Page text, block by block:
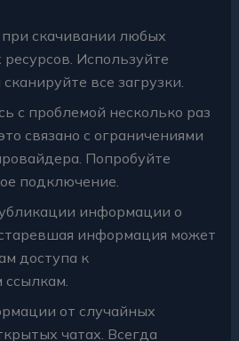
скачивании любых
Используйте
все загрузки.
с проблемой несколько раз
связано с ограничениями
Попробуйте
подключение.
информации о
информация может
доступа к
от случайных
чатах. Всегда